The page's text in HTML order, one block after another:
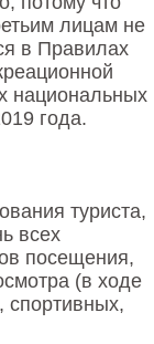
лицам не
в Правилах
национальных
года.
туриста,
всех
посещения,
(в ходе
спортивных,